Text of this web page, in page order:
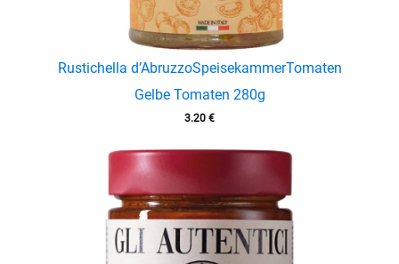
Rustichella d’AbruzzoSpeisekammerTomaten
Gelbe Tomaten 280g
3.20 €